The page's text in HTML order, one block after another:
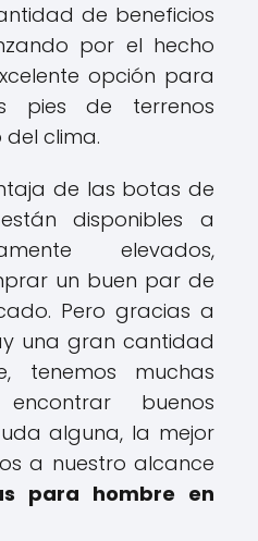
de beneficios
por el hecho
opción para
pies de terrenos
del clima.
de las botas de
disponibles a
elevados,
un buen par de
Pero gracias a
una gran cantidad
tenemos muchas
buenos
alguna, la mejor
a nuestro alcance
para hombre en